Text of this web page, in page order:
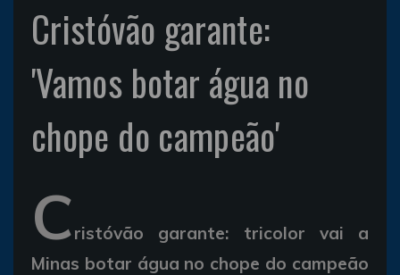
Cristóvão garante:
'Vamos botar água no
chope do campeão'
Cristóvão garante: tricolor vai a
Minas botar água no chope do campeão